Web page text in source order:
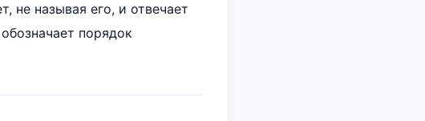
не называя его, и отвечает
порядок